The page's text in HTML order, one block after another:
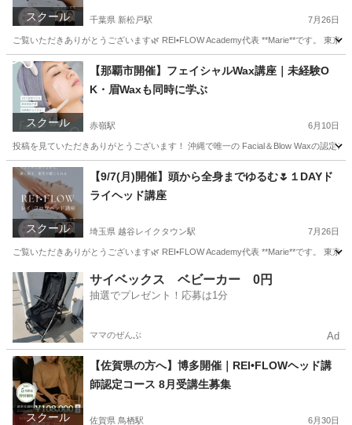
スクール 千葉県 新松戸駅 7月26日
ご覧いただきありがとうございます🌿 REI•FLOW Academy代表 **Marie**です。 東
千葉 松戸市 新松戸駅 ヘッドスパ
スクール
【那覇市開催】フェイシャルWax講座｜未経験O
K・眉Waxも同時に学ぶ
赤嶺駅 6月10日
投稿を見ていただきありがとうございます！ 沖縄で唯一の Facial＆Blow Waxの認定
沖縄 宮古郡 赤嶺駅 美容健康 フェイシャル
スクール
【9/7(月)開催】頭から全身までゆるむ🌷１DAYド
ライヘッド講座
埼玉県 越谷レイクタウン駅 7月26日
ご覧いただきありがとうございます🌿 REI•FLOW Academy代表 **Marie**です。 東
埼玉 川越市 越谷レイクタウン駅 快眠 ヘッド
サイベックス ベビーカー 0円
抽選でプレゼント！応募は1分
ママのぜんぶ Ad
スクール
【佐賀県の方へ】博多開催｜REI•FLOWヘッド講
師認定コース 8月受講生募集
佐賀県 鳥栖駅 6月30日